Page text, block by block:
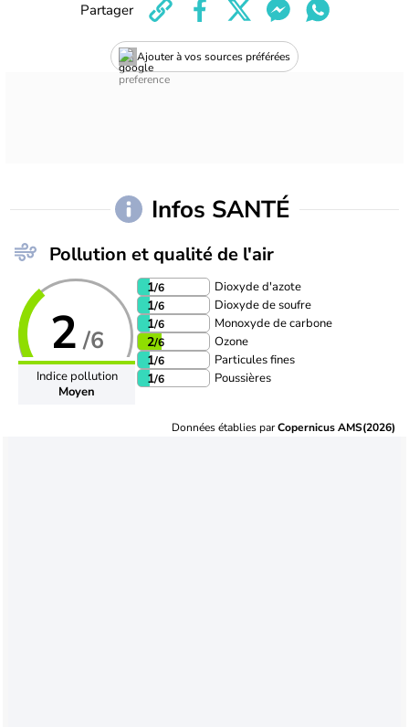
Ajouter à vos sources préférées
Partager
Infos SANTÉ
Pollution et qualité de l'air
2 /6
Indice pollution
Moyen
1/6 Dioxyde d'azote
1/6 Dioxyde de soufre
1/6 Monoxyde de carbone
2/6 Ozone
1/6 Particules fines
1/6 Poussières
Données établies parCopernicus AMS(2026)